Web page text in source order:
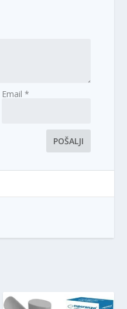
Email *